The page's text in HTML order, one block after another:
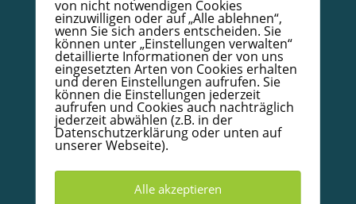
AGB
Kodex
Papierzertifikat mit Goldrand – Bestellformular
Infoboard Absolventen
Doula/Mütterpflege/Babycoach
Unterkünfte in und um Warendorf
© 2020-2026 Babycoachakademie.de, Inh. Detlef
Alle Rechte vorbehalten
von nicht notwendigen Cookies
einzuwilligen oder auf „Alle ablehnen“,
wenn Sie sich anders entscheiden. Sie
können unter „Einstellungen verwalten“
detaillierte Informationen der von uns
eingesetzten Arten von Cookies erhalten
und deren Einstellungen aufrufen. Sie
können die Einstellungen jederzeit
aufrufen und Cookies auch nachträglich
jederzeit abwählen (z.B. in der
Datenschutzerklärung oder unten auf
unserer Webseite).
Alle akzeptieren